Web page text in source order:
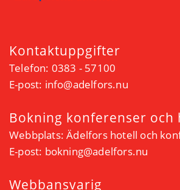
Kontaktuppgifter
Telefon: 0383 - 57100
E-post: info@adelfors.nu
Bokning konferenser och
Webbplats:Ädelfors hotell och
E-post: bokning@adelfors.nu
Webbansvarig